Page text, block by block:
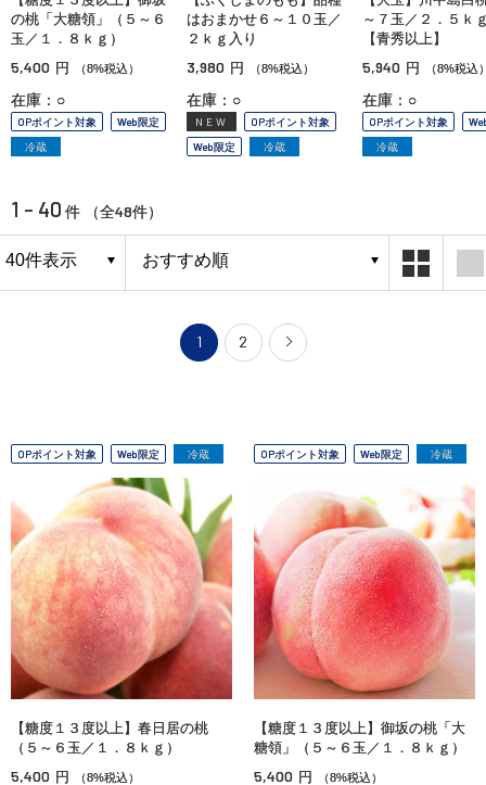
の桃「大糖領」（５～６
玉／１．８ｋｇ）
5,400 円 （8%税込）
在庫：○
OPポイント対象
Web限定
冷蔵
はおまかせ６～１０玉／
２ｋｇ入り
3,980 円 （8%税込）
在庫：○
NEW
OPポイント対象
Web限定
冷蔵
～７玉／２．５ｋ
【青秀以上】
5,940 円 （8%税込
在庫：○
OPポイント対象
冷蔵
1 - 40 件 （全48件）
1 2
OPポイント対象 Web限定 冷蔵
【糖度１３度以上】春日居の桃
（５～６玉／１．８ｋｇ）
5,400 円 （8%税込）
OPポイント対象 Web限定 冷蔵
【糖度１３度以上】御坂の桃「大
糖領」（５～６玉／１．８ｋｇ）
5,400 円 （8%税込）